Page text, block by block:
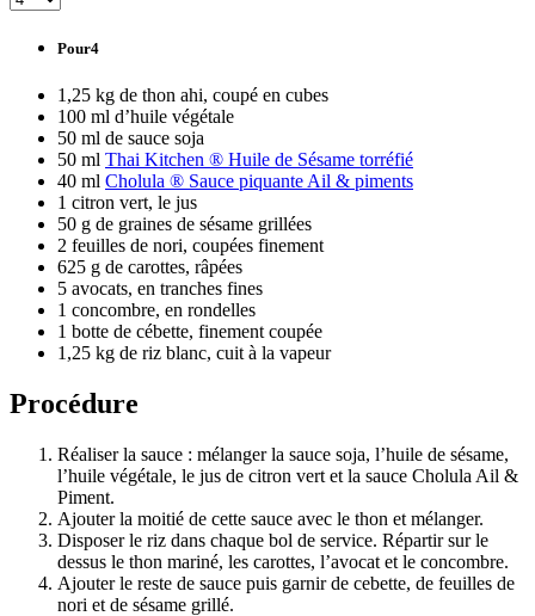
Pour4
1,25 kg de thon ahi, coupé en cubes
100 ml d’huile végétale
50 ml de sauce soja
50 ml Thai Kitchen ® Huile de Sésame torréfié
40 ml Cholula ® Sauce piquante Ail & piments
1 citron vert, le jus
50 g de graines de sésame grillées
2 feuilles de nori, coupées finement
625 g de carottes, râpées
5 avocats, en tranches fines
1 concombre, en rondelles
1 botte de cébette, finement coupée
1,25 kg de riz blanc, cuit à la vapeur
Procédure
Réaliser la sauce : mélanger la sauce soja, l’huile de sésame,
l’huile végétale, le jus de citron vert et la sauce Cholula Ail &
Piment.
Ajouter la moitié de cette sauce avec le thon et mélanger.
Disposer le riz dans chaque bol de service. Répartir sur le
dessus le thon mariné, les carottes, l’avocat et le concombre.
Ajouter le reste de sauce puis garnir de cebette, de feuilles de
nori et de sésame grillé.